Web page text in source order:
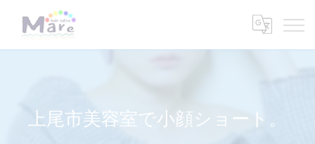
上尾市美容室で小顔ショート。